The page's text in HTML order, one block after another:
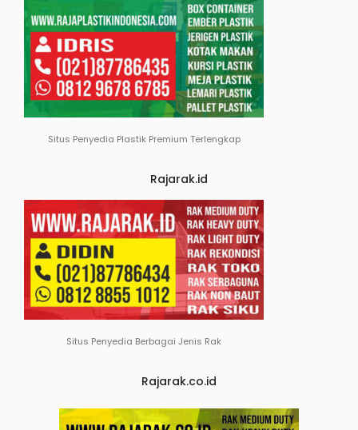
Situs Penyedia Plastik Premium Terlengkap
Rajarak.id
Situs Penyedia Berbagai Jenis Rak
Rajarak.co.id